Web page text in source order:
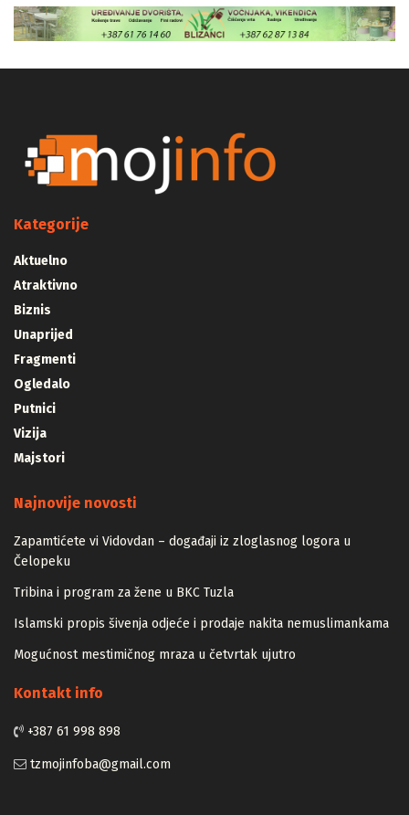
Kategorije
Aktuelno
Atraktivno
Biznis
Unaprijed
Fragmenti
Ogledalo
Putnici
Vizija
Majstori
Najnovije novosti
Zapamtićete vi Vidovdan – događaji iz zloglasnog logora u
Čelopeku
Tribina i program za žene u BKC Tuzla
Islamski propis šivenja odjeće i prodaje nakita nemuslimankama
Mogućnost mestimičnog mraza u četvrtak ujutro
Kontakt info
+387 61 998 898
tzmojinfoba@gmail.com